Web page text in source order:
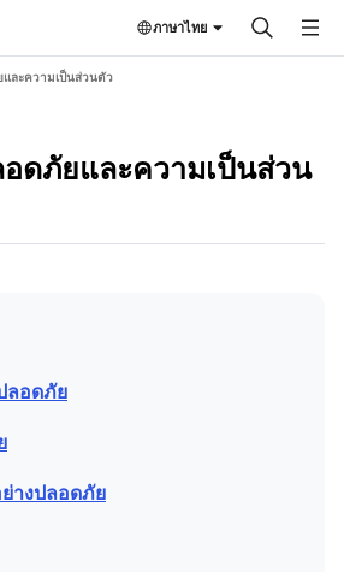
ภาษาไทย
ละความเป็นส่วนตัว
ดภัยและความเป็นส่วน
ลอดภัย
างปลอดภัย